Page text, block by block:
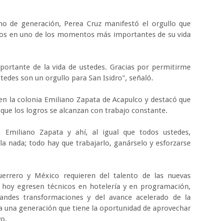
de generación, Perea Cruz manifestó el orgullo que
en uno de los momentos más importantes de su vida
de la vida de ustedes. Gracias por permitirme
son un orgullo para San Isidro", señaló.
la colonia Emiliano Zapata de Acapulco y destacó que
los logros se alcanzan con trabajo constante.
Zapata y ahí, al igual que todos ustedes,
nada; todo hay que trabajarlo, ganárselo y esforzarse
y México requieren del talento de las nuevas
egresen técnicos en hotelería y en programación,
transformaciones y del avance acelerado de la
generación que tiene la oportunidad de aprovechar